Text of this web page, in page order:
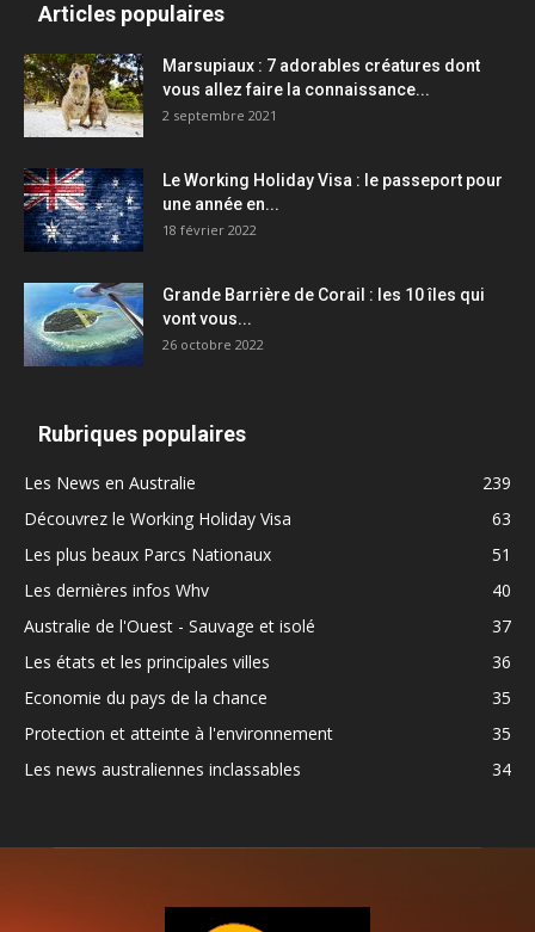
Articles populaires
Marsupiaux : 7 adorables créatures dont
vous allez faire la connaissance...
2 septembre 2021
Le Working Holiday Visa : le passeport pour
une année en...
18 février 2022
Grande Barrière de Corail : les 10 îles qui
vont vous...
26 octobre 2022
Rubriques populaires
Les News en Australie
239
Découvrez le Working Holiday Visa
63
Les plus beaux Parcs Nationaux
51
Les dernières infos Whv
40
Australie de l'Ouest - Sauvage et isolé
37
Les états et les principales villes
36
Economie du pays de la chance
35
Protection et atteinte à l'environnement
35
Les news australiennes inclassables
34